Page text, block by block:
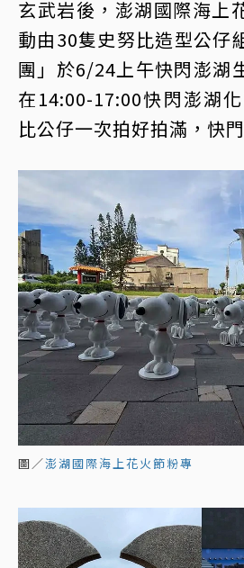
玄武岩後，澎湖國際海上
動由30隻史努比造型公仔
團」於6/24上午快閃澎湖
在14:00-17:00快閃澎湖
比公仔一次拍好拍滿，快
圖／澎湖國際海上花火節粉專